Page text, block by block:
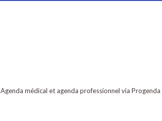
Agenda médical et agenda professionnel via Progenda